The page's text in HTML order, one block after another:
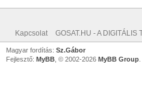
Kapcsolat GOSAT.HU - A DIGITÁLIS
Magyar fordítás: Sz.Gábor
Fejlesztő: MyBB , © 2002-2026 MyBB Group